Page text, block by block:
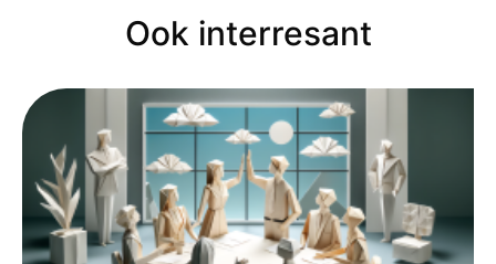
Ook interresant